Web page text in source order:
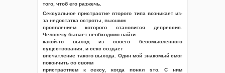
того, чтоб его разжечь.
Сексуальное пристрастие второго типа возникает из-
за недостатка остроты, высшим
проявлением которого становится депрессия.
Человеку бывает необходимо найти
какой-то выход из своего бессмысленного
существования, и секс создает
впечатление такого выхода. Один мой знакомый смог
покончить со своим
пристрастием к сексу, когда понял это. С ним